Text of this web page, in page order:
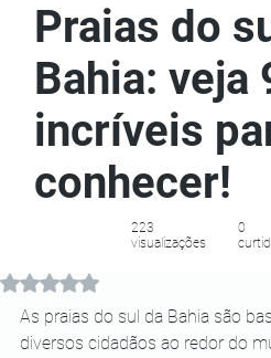
Avaliado com NaN de 5 estrelas.
As praias do sul da Bahia são
diversos cidadãos ao redor do
223
visualizações
0
Praias do
Bahia: veja
incríveis
conhecer!